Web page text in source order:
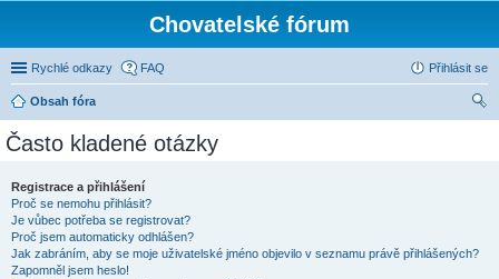
Chovatelské fórum
Rychlé odkazy FAQ Přihlásit se
Obsah fóra
Často kladené otázky
Registrace a přihlášení
Proč se nemohu přihlásit?
Je vůbec potřeba se registrovat?
Proč jsem automaticky odhlášen?
Jak zabráním, aby se moje uživatelské jméno objevilo v seznamu právě přihlášených?
Zapomněl jsem heslo!